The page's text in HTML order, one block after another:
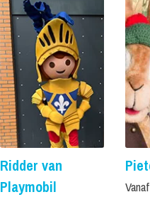
Ridder van
Playmobil